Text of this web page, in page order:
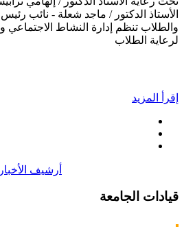
الأستاذ الدكتور / ماجد شعلة - نائب
والطلاب تنظم إدارة النشاط الاجتماعي
لرعاية الطلاب
إقرأ المزيد
أرشيف الأخبار
قيادات الجامعة